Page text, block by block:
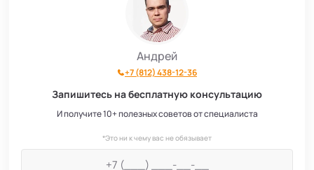
Андрей
+7 (812) 438-12-36
Запишитесь на бесплатную консультацию
И получите 10+ полезных советов от специалиста
*Это ни к чему вас не обязывает